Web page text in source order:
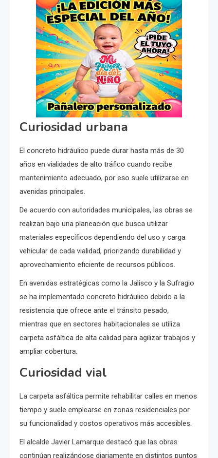
Curiosidad urbana
El concreto hidráulico puede durar hasta más de 30
años en vialidades de alto tráfico cuando recibe
mantenimiento adecuado, por eso suele utilizarse en
avenidas principales.
De acuerdo con autoridades municipales, las obras se
realizan bajo una planeación que busca utilizar
materiales específicos dependiendo del uso y carga
vehicular de cada vialidad, priorizando durabilidad y
aprovechamiento eficiente de recursos públicos.
En avenidas estratégicas como la Jalisco y la Sufragio
se ha implementado concreto hidráulico debido a la
resistencia que ofrece ante el tránsito pesado,
mientras que en sectores habitacionales se utiliza
carpeta asfáltica de alta calidad para agilizar trabajos y
ampliar cobertura.
Curiosidad vial
La carpeta asfáltica permite rehabilitar calles en menos
tiempo y suele emplearse en zonas residenciales por
su funcionalidad y costos operativos más accesibles.
El alcalde Javier Lamarque destacó que las obras
continúan realizándose diariamente en distintos puntos